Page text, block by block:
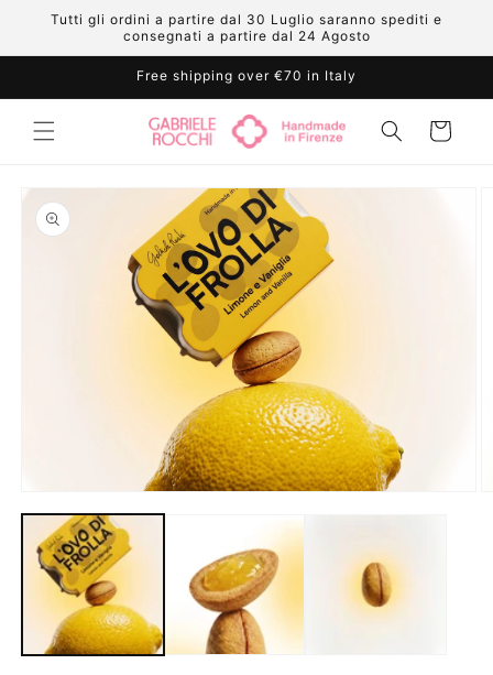
Skip to
content
Tutti gli ordini a partire dal 30 Luglio saranno spediti e
consegnati a partire dal 24 Agosto
Free shipping over €70 in Italy
Cart
Skip to
product
information
media
modal